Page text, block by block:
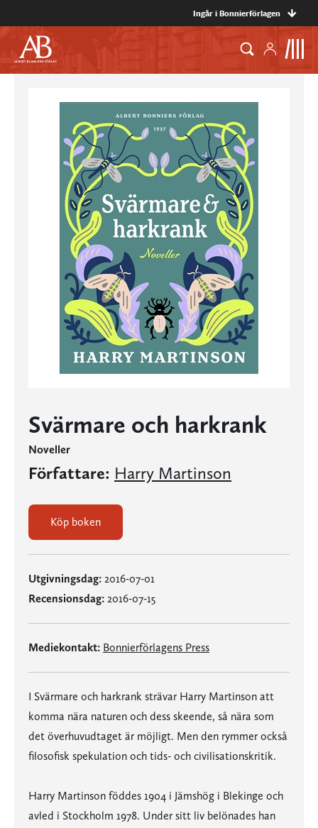
Ingår i Bonnierförlagen
Svärmare och harkrank
Noveller
Författare: Harry Martinson
Köp boken
Utgivningsdag: 2016-07-01
Recensionsdag: 2016-07-15
Mediekontakt: Bonnierförlagens Press
I Svärmare och harkrank strävar Harry Martinson att
komma nära naturen och dess skeende, så nära som
det överhuvudtaget är möjligt. Men den rymmer också
filosofisk spekulation och tids- och civilisationskritik.
Harry Martinson föddes 1904 i Jämshög i Blekinge och
avled i Stockholm 1978. Under sitt liv belönades han